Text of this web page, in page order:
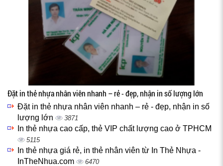
Đặt in thẻ nhựa nhân viên nhanh – rẻ - đẹp, nhận in số lượng lớn
Đặt in thẻ nhựa nhân viên nhanh – rẻ - đẹp, nhận in số
lượng lớn
3871
In thẻ nhựa cao cấp, thẻ VIP chất lượng cao ở TPHCM
5115
In thẻ nhựa giá rẻ, in thẻ nhân viên từ In Thẻ Nhựa -
InTheNhua.com
6470